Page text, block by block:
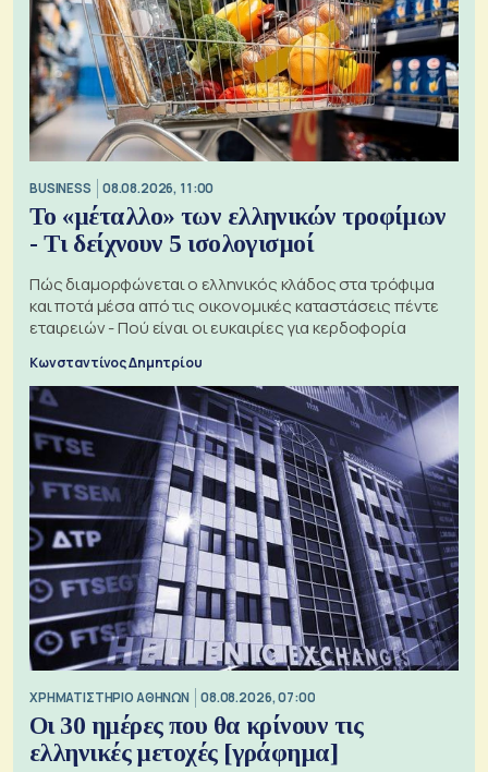
BUSINESS 08.08.2026, 11:00
Το «μέταλλο» των ελληνικών τροφίμων
- Τι δείχνουν 5 ισολογισμοί
Πώς διαμορφώνεται ο ελληνικός κλάδος στα τρόφιμα
και ποτά μέσα από τις οικονομικές καταστάσεις πέντε
εταιρειών - Πού είναι οι ευκαιρίες για κερδοφορία
Κωνσταντίνος Δημητρίου
XΡΗΜΑΤΙΣΤΗΡΙΟ ΑΘΗΝΩΝ 08.08.2026, 07:00
Οι 30 ημέρες που θα κρίνουν τις
ελληνικές μετοχές [γράφημα]